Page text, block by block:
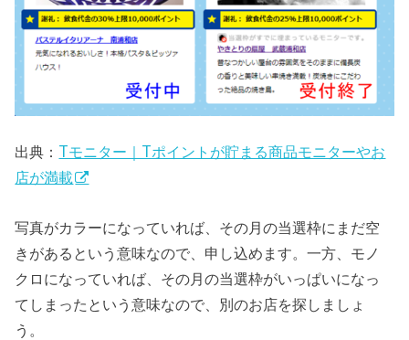
出典： Tモニター｜Tポイントが貯まる商品モニターやお
店が満載
写真がカラーになっていれば、その月の当選枠にまだ空
きがあるという意味なので、申し込めます。一方、モノ
クロになっていれば、その月の当選枠がいっぱいになっ
てしまったという意味なので、別のお店を探しましょ
う。